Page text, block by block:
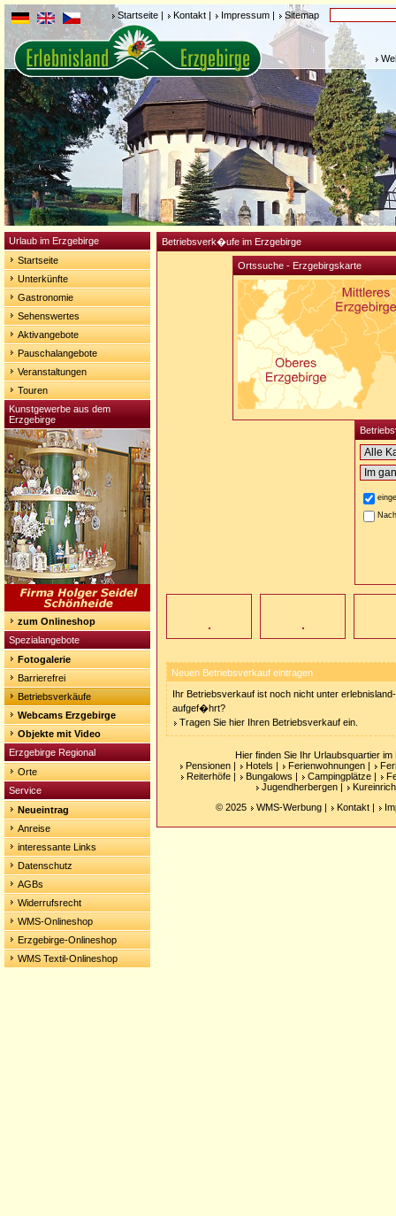
Startseite | Kontakt | Impressum | Sitemap
Urlaub im Erzgebirge
Startseite
Unterkünfte
Gastronomie
Sehenswertes
Aktivangebote
Pauschalangebote
Veranstaltungen
Touren
Kunstgewerbe aus dem
Erzgebirge
zum Onlineshop
Spezialangebote
Fotogalerie
Barrierefrei
Betriebsverkäufe
Webcams Erzgebirge
Objekte mit Video
Erzgebirge Regional
Orte
Service
Neueintrag
Anreise
interessante Links
Datenschutz
AGBs
Widerrufsrecht
WMS-Onlineshop
Erzgebirge-Onlineshop
WMS Textil-Onlineshop
Betriebsverk�ufe im Erzgebirge
Ortssuche - Erzgebirgskarte
Neuen Betriebsverkauf eintragen
Ihr Betriebsverkauf ist noch nicht unter
aufgef�hrt?
Tragen Sie hier Ihren Betriebsverkauf ein.
Hier finden Sie Ihr Urlaubsquartier im
Pensionen| Hotels | Ferienwohnungen|
Reiterhöfe | Bungalows | Campingplätze |
Jugendherbergen |
© 2025
WMS-Werbung | Kontakt |